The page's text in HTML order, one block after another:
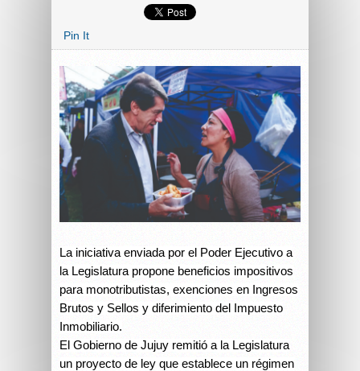
Pin It
La iniciativa enviada por el Poder Ejecutivo a
la Legislatura propone beneficios impositivos
para monotributistas, exenciones en Ingresos
Brutos y Sellos y diferimiento del Impuesto
Inmobiliario.
El Gobierno de Jujuy remitió a la Legislatura
un proyecto de ley que establece un régimen